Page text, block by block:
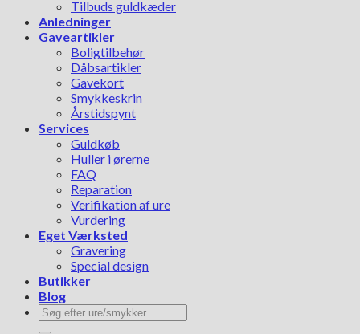
Tilbuds guldkæder
Anledninger
Gaveartikler
Boligtilbehør
Dåbsartikler
Gavekort
Smykkeskrin
Årstidspynt
Services
Guldkøb
Huller i ørerne
FAQ
Reparation
Verifikation af ure
Vurdering
Eget Værksted
Gravering
Special design
Butikker
Blog
Søg
efter: